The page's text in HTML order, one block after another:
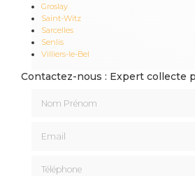
Groslay
Saint-Witz
Sarcelles
Senlis
Villiers-le-Bel
Contactez-nous : Expert collecte